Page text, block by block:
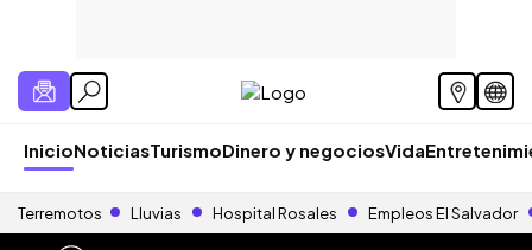
InicioNoticiasTurismoDinero y negociosVida
Terremotos Lluvias Hospital Rosales Empleos El Salvador